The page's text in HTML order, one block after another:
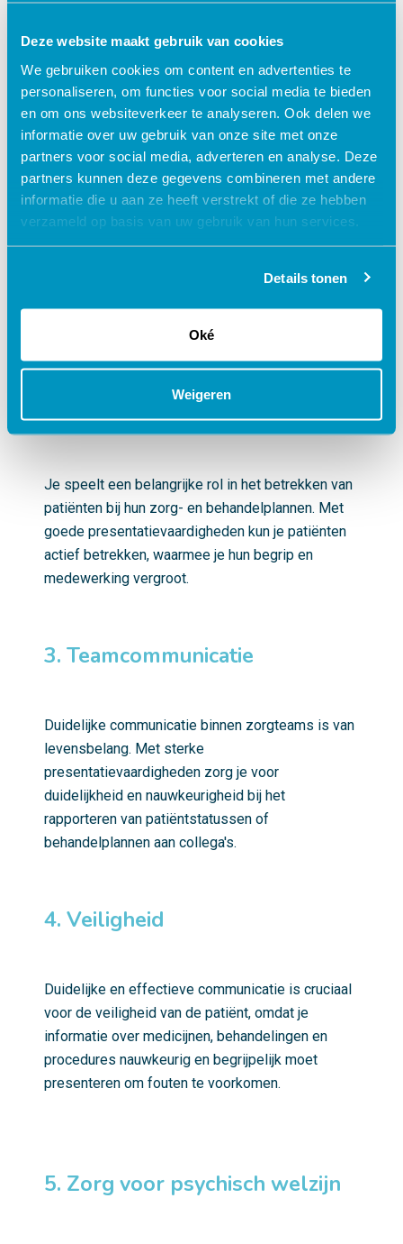
Deze website maakt gebruik van cookies
We gebruiken cookies om content en advertenties te
personaliseren, om functies voor social media te bieden
en om ons websiteverkeer te analyseren. Ook delen we
informatie over uw gebruik van onze site met onze
partners voor social media, adverteren en analyse. Deze
partners kunnen deze gegevens combineren met andere
informatie die u aan ze heeft verstrekt of die ze hebben
verzameld op basis van uw gebruik van hun services.
Details tonen
Oké
Weigeren
begripvolle manier te communiceren, resulterend
in betere zorgkwaliteit.
1. Patiëntenvoorlichting
Als zorgmedewerker moet je vaak complexe
medische informatie aan patiënten en hun
informatie duidelijk en begrijpelijk te
2. Patiëntbetrokkenheid
Je speelt een belangrijke rol in het betrekken van
patiënten bij hun zorg- en behandelplannen. Met
goede presentatievaardigheden kun je patiënten
actief betrekken, waarmee je hun begrip en
medewerking vergroot.
3. Teamcommunicatie
Duidelijke communicatie binnen zorgteams is van
levensbelang. Met sterke
presentatievaardigheden zorg je voor
duidelijkheid en nauwkeurigheid bij het
rapporteren van patiëntstatussen of
behandelplannen aan collega's.
4. Veiligheid
Duidelijke en effectieve communicatie is cruciaal
voor de veiligheid van de patiënt, omdat je
informatie over medicijnen, behandelingen en
procedures nauwkeurig en begrijpelijk moet
presenteren om fouten te voorkomen.
5. Zorg voor psychisch welzijn